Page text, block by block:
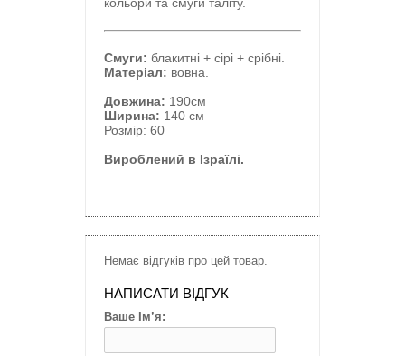
Смуги: блакитні + сірі + срібні.
Матеріал: вовна.
Довжина: 190см
Ширина: 140 см
Розмір: 60
Вироблений в Ізраїлі.
Немає відгуків про цей товар.
НАПИСАТИ ВІДГУК
Ваше Ім’я: